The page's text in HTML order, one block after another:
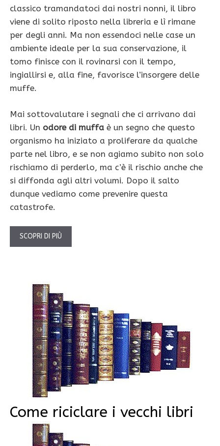
classico tramandatoci dai nostri nonni, il libro
viene di solito riposto nella libreria e lì rimane
per degli anni. Ma non essendoci nelle case un
ambiente ideale per la sua conservazione, il
tomo finisce con il rovinarsi con il tempo,
ingiallirsi e, alla fine, favorisce l’insorgere delle
muffe.
Mai sottovalutare i segnali che ci arrivano dai
libri. Un odore di muffa è un segno che questo
organismo ha iniziato a proliferare da qualche
parte nel libro, e se non agiamo subito non solo
rischiamo di perderlo, ma c’è il rischio anche che
si diffonda agli altri volumi. Dopo il salto
dunque vediamo come prevenire questa
catastrofe.
SCOPRI DI PIÙ
Come riciclare i vecchi libri